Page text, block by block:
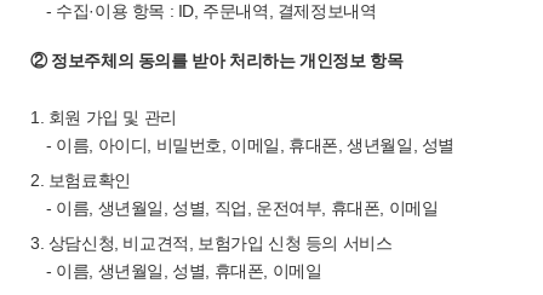
- 수집·이용 항목 : ID, 주문내역, 결제정보내역
② 정보주체의 동의를 받아 처리하는 개인정보 항목
1. 회원 가입 및 관리
- 이름, 아이디, 비밀번호, 이메일, 휴대폰, 생년월일, 성별
2. 보험료확인
- 이름, 생년월일, 성별, 직업, 운전여부, 휴대폰, 이메일
3. 상담신청, 비교견적, 보험가입 신청 등의 서비스
- 이름, 생년월일, 성별, 휴대폰, 이메일